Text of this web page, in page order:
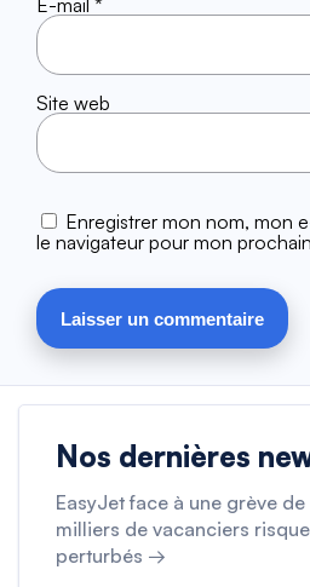
E-mail *
Site web
Enregistrer mon nom, mon
le navigateur pour mon
Nos dernières
EasyJet face à une grève
milliers de vacanciers
perturbés →